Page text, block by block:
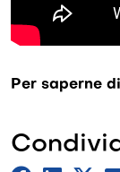
Per saperne